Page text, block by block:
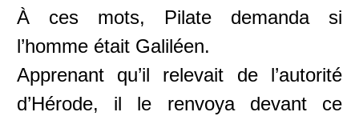
À ces mots, Pilate demanda si
l’homme était Galiléen.
Apprenant qu’il relevait de l’autorité
d’Hérode, il le renvoya devant ce